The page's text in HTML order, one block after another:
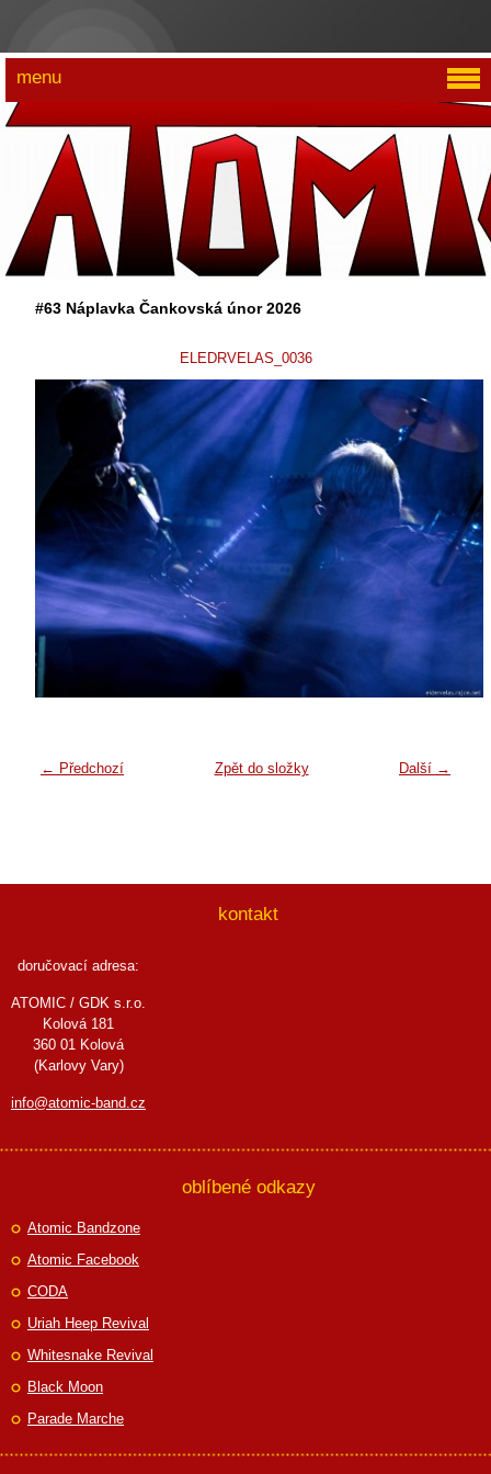
#63 Náplavka Čankovská únor 2026
ELEDRVELAS_0036
← Předchozí Další →
Zpět do složky
menu
kontakt
doručovací adresa:
ATOMIC / GDK s.r.o.
Kolová 181
360 01 Kolová
(Karlovy Vary)
info@atomic-band.cz
oblíbené odkazy
Atomic Bandzone
Atomic Facebook
CODA
Uriah Heep Revival
Whitesnake Revival
Black Moon
Parade Marche